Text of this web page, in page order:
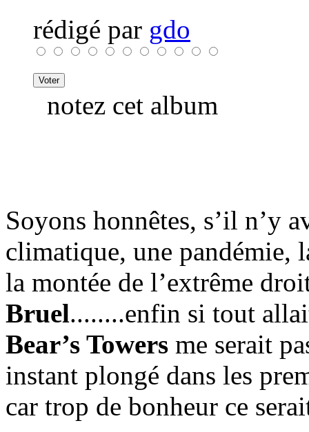
rédigé par gdo
notez cet album
Soyons honnêtes, s’il n’y
climatique, une pandémie,
la montée de l’extrême
Bruel........enfin si tout
Bear’s Towers me serait
instant plongé dans les
car trop de bonheur ce